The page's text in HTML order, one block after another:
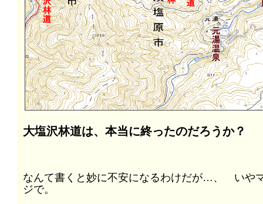
大塩沢林道は、本当に終ったのだろうか？
なんて書くと妙に不安になるわけだが…、 いや
ジで。